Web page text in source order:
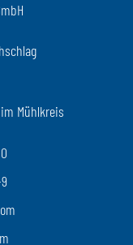
Mühlkreis